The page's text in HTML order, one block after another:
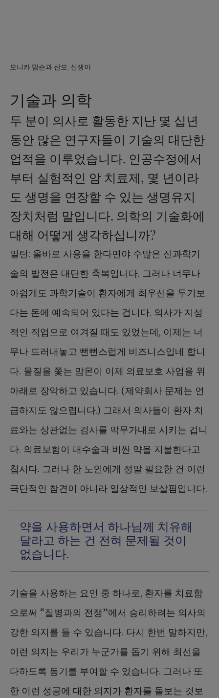
모니카 맘슨과 산모, 신생아
기술과 의학
두 분이 의사로 활동한 지난 몇 십년
동안 많은 연구자들이 기술의 대단한
업적을 이루었습니다. 인공수정에서
부터 실험적인 암 치료제, 몇 년이라
도 생명을 연장할 수 있는 생명유지
장치처럼 말입니다. 의학의 기술화에
대해 어떻게 생각하십니까?
밀턴: 올바로 사용을 한다면야 수많은 신과학기
술의 발전은 대단한 축복입니다. 그러나 너무나
아쉽게도 과학기술이 환자에게 최우선을 두기보
다는 돈에 예속되어 있다는 겁니다. 의사가 지성
적인 직업으로 여겨질 때도 있었는데, 이제는 너
무나 드러내놓고 뻔뻔스럽게 비즈니스입네 합니
다. 물질을 쫓는 맘몬이 이제 의료보호 사업을 위
아래로 장악하고 있습니다. (제약회사 문제는 언
급하지도 않으렵니다.) 그래서 의사들이 환자 치
료와는 상관없는 검사를 막무가내로 시키는 겁니
다. 의료보험이 대수술과 비싼 약을 지불한다고
칩시다. 그러나 한 노인에게 정말 필요한 건 이런
극단적인 참견이 아니라 일상적인 보살핌입니다.
약을 사용하면서 하나님께 치유해
달라고 하는 건 전혀 문제될 것이
없습니다.
기술을 사용하는 요인 중 하나로, 환자를 치료함
으로써 “질병과의 전쟁”에서 승리하려는 의사의
강한 의지를 들 수 있습니다. 다시 한번 말하지만,
이런 의지는 우리가 누군가를 돕기 위해 최선을
다하도록 동기를 부여할 수 있습니다. 그러나 또
한 이런 성공에 대한 의지가 환자를 돌보는 것보